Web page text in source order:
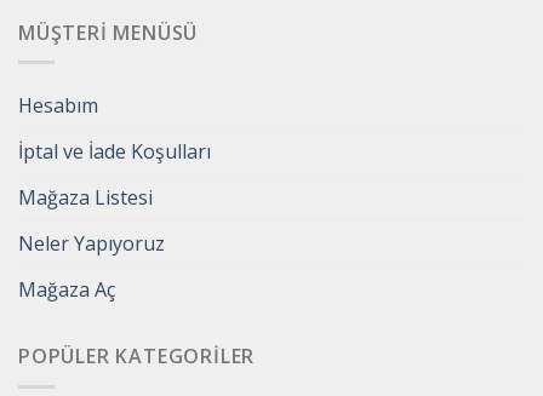
MÜŞTERI MENÜSÜ
Hesabım
İptal ve İade Koşulları
Mağaza Listesi
Neler Yapıyoruz
Mağaza Aç
POPÜLER KATEGORILER